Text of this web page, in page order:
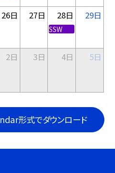
26日 27日 28日
SSW
29日
2日 3日 4日 5日
形式でダウンロード